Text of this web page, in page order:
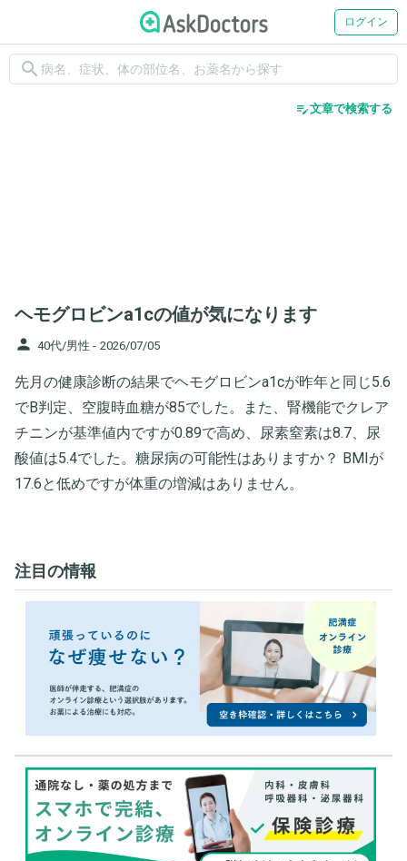
ログイン
search
edit_note文章で検索する
ヘモグロビンa1cの値が気になります
person 40代/男性 - 2026/07/05
先月の健康診断の結果でヘモグロビンa1cが昨年と同じ5.6
でB判定、空腹時血糖が85でした。また、腎機能でクレア
チニンが基準値内ですが0.89で高め、尿素窒素は8.7、尿
酸値は5.4でした。糖尿病の可能性はありますか？ BMIが
17.6と低めですが体重の増減はありません。
注目の情報